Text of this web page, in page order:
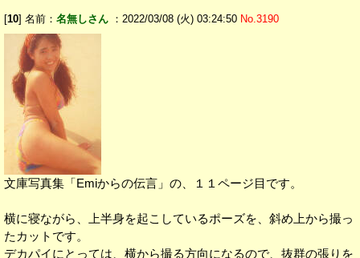
[10] 名前： 名無しさん ：2022/03/08 (火) 03:24:50 No.3190
文庫写真集「Emiからの伝言」の、１１ページ目です。
横に寝ながら、上半身を起こしているポーズを、斜め上から撮っ
たカットです。
デカパイにとっては、横から撮る方向になるので、抜群の張りを